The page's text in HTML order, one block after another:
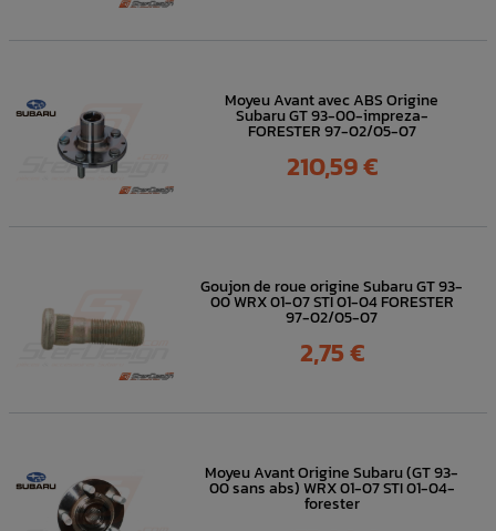
Moyeu Avant avec ABS Origine
Subaru GT 93-00-impreza-
FORESTER 97-02/05-07
Prix
210,59 €
Goujon de roue origine Subaru GT 93-
00 WRX 01-07 STI 01-04 FORESTER
97-02/05-07
Prix
2,75 €
Moyeu Avant Origine Subaru (GT 93-
00 sans abs) WRX 01-07 STI 01-04-
forester